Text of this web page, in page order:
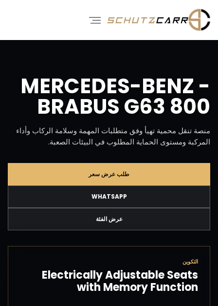
MERCEDES-BENZ -
BRABUS G63 800
منصة تنقل محمية تهيأ وفق متطلبات المهمة وسلامة الركاب وأداء
المركبة ومستوى الحماية المطلوب في البيئات الصعبة.
طلب عرض سعر
WHATSAPP
عرض الفئة
التكوين
Electrically Adjustable Seats
with Memory Function